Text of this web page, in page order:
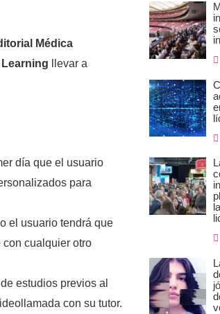
Médica
Learning
llevar a
día que el usuario
para
el usuario tendrá que
con cualquier otro
estudios previos al
con su tutor.